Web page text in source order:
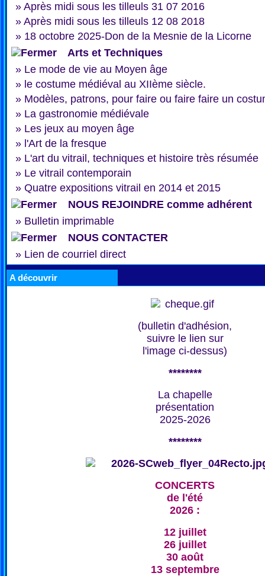
» Après midi sous les tilleuls 31 07 2016
» Après midi sous les tilleuls 12 08 2018
» 18 octobre 2025-Don de la Mesnie de la Licorne
Arts et Techniques
» Le mode de vie au Moyen âge
» le costume médiéval au XIIème siècle.
» Modèles, patrons, pour faire ou faire faire un
» La gastronomie médiévale
» Les jeux au moyen âge
» l'Art de la fresque
» L'art du vitrail, techniques et histoire très résumée
» Le vitrail contemporain
» Quatre expositions vitrail en 2014 et 2015
NOUS REJOINDRE comme adhérent
» Bulletin imprimable
NOUS CONTACTER
» Lien de courriel direct
A découvrir
(bulletin d'adhésion,
suivre le lien sur
l'image ci-dessus)
********
La chapelle
présentation
2025-2026
********
CONCERTS
de l'été
2026 :
12 juillet
26 juillet
30 août
13 septembre